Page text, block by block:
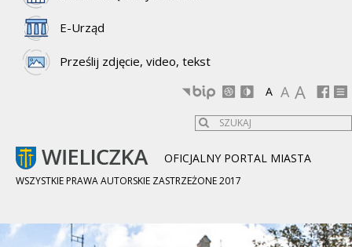
E-Urząd
Prześlij zdjęcie, video, tekst
A A A
OFICJALNY PORTAL MIASTA
WSZYSTKIE PRAWA AUTORSKIE ZASTRZEŻONE 2017